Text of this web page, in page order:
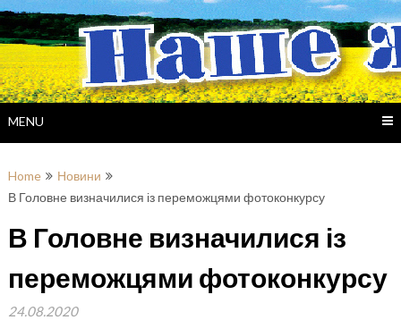
Skip
to
content
MENU
Home
Новини
В Головне визначилися із переможцями фотоконкурсу
В Головне визначилися із
переможцями фотоконкурсу
24.08.2020